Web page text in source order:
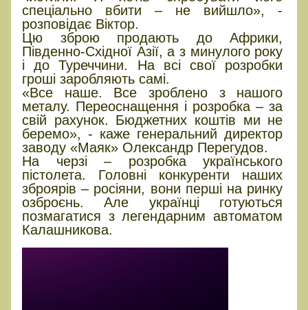
спеціально вбити – не вийшло», -
розповідає Віктор.
Цю зброю продають до Африки,
Південно-Східної Азії, а з минулого року
і до Туреччини. На всі свої розробки
гроші заробляють самі.
«Все наше. Все зроблено з нашого
металу. Переоснащення і розробка – за
свій рахунок. Бюджетних коштів ми не
беремо», - каже генеральний директор
заводу «Маяк» Олександр Перегудов.
На черзі – розробка українського
пістолета. Головні конкуренти наших
зброярів – росіяни, вони перші на ринку
озброєнь. Але українці готуються
позмагатися з легендарним автоматом
Калашникова.